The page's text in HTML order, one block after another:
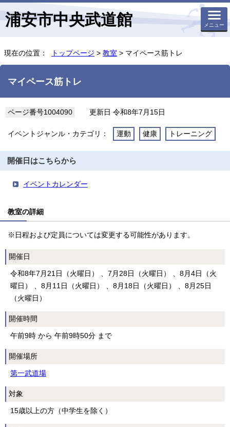
浦安市中央武道館 メニュー
現在の位置： トップページ > 教室 > マイペース筋トレ
マイペース筋トレ
ページ番号1004090 更新日 令和8年7月15日
イベントジャンル・カテゴリ： 運動 健康 トレーニング
開催日はこちらから
イベントカレンダー
教室の詳細
※日程および定員については変更する可能性があります。
開催日
令和8年7月21日（火曜日） 、7月28日（火曜日） 、8月4日（火
曜日） 、8月11日（火曜日） 、8月18日（火曜日） 、8月25日
（火曜日）
開催時間
午前9時 から 午前9時50分 まで
開催場所
第一武道場
対象
15歳以上の方（中学生を除く）